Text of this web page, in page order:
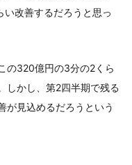
い改善するだろうと思っ
の320億円の3分の2くら
しかし、第2四半期で残る
が見込めるだろうという